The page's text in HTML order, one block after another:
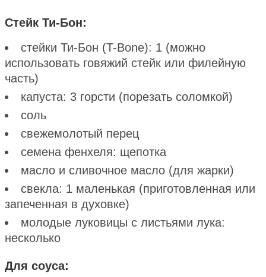
Стейк Ти-Бон:
стейки Ти-Бон (T-Bone): 1 (можно
использовать говяжий стейк или филейную
часть)
капуста: 3 горсти (порезать соломкой)
соль
свежемолотый перец
семена фенхеля: щепотка
масло и сливочное масло (для жарки)
свекла: 1 маленькая (приготовленная или
запеченная в духовке)
молодые луковицы с листьями лука:
несколько
Для соуса: